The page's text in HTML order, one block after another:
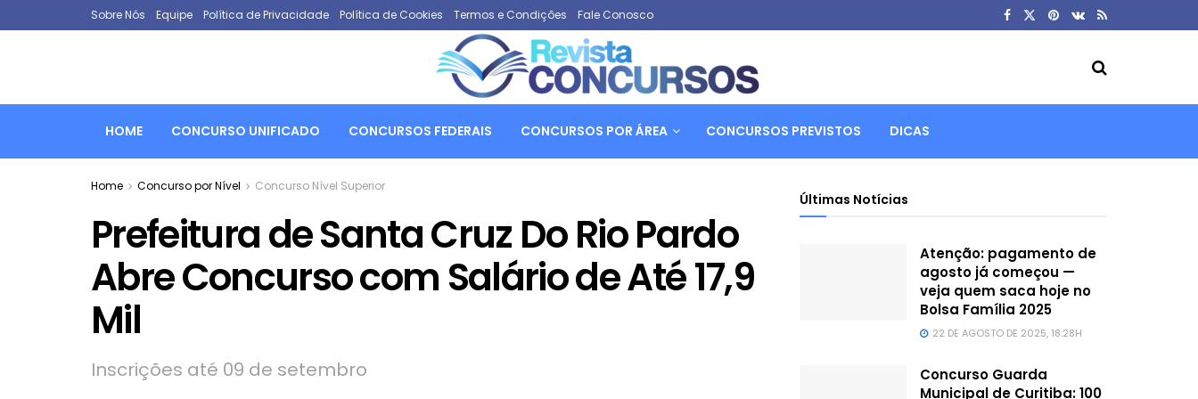
Sobre Nós Equipe Política de Privacidade Política de Cookies Termos e Condições Fale Conosco
HOME CONCURSO UNIFICADO CONCURSOS FEDERAIS CONCURSOS POR ÁREA CONCURSOS PREVISTOS DICAS
Home Concurso por Nível Concurso Nível Superior
Prefeitura de Santa Cruz Do Rio Pardo
Abre Concurso com Salário de Até 17,9
Mil
Inscrições até 09 de setembro
Últimas Notícias
Atenção: pagamento de
agosto já começou —
veja quem saca hoje no
Bolsa Família 2025
22 DE AGOSTO DE 2025, 18:28H
Concurso Guarda
Municipal de Curitiba: 100